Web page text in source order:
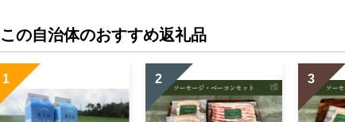
この自治体のおすすめ返礼品
1 2 3